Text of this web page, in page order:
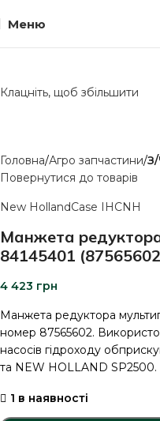
Меню
Клацніть, щоб збільшити
Головна Агро запчастини
Повернутися до товарів
New HollandCase IH CNH
Манжета
84145401
4 423 грн
Манжета редуктора
номер 87565602.
насосів гідроходу
та NEW HOLLAND SP2500.
1 в наявності